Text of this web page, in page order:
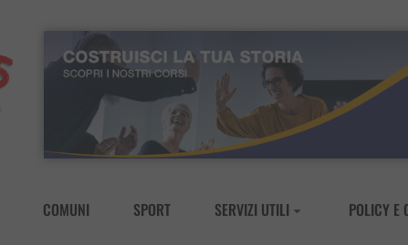
COMUNI SPORT SERVIZI UTILI
POLICY E